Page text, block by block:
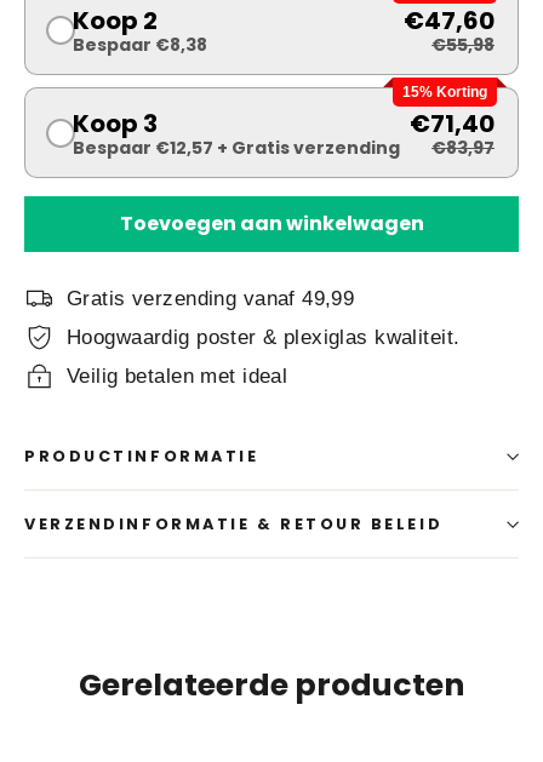
Koop 2
Bespaar €8,38
€47,60
€55,98
15% Korting
Koop 3
Bespaar €12,57 + Gratis verzending
€71,40
€83,97
Toevoegen aan winkelwagen
Gratis verzending vanaf 49,99
Hoogwaardig poster & plexiglas kwaliteit.
Veilig betalen met ideal
PRODUCTINFORMATIE
VERZENDINFORMATIE & RETOUR BELEID
Gerelateerde producten